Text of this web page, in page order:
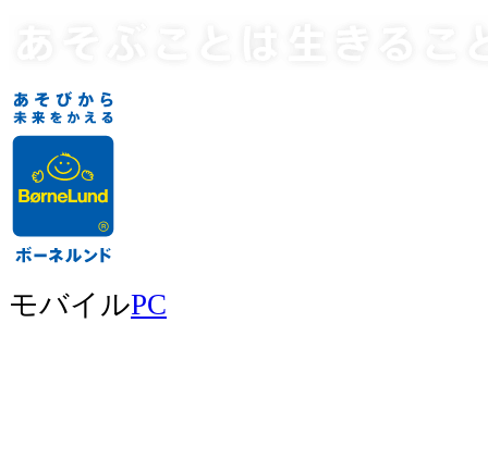
モバイルPC